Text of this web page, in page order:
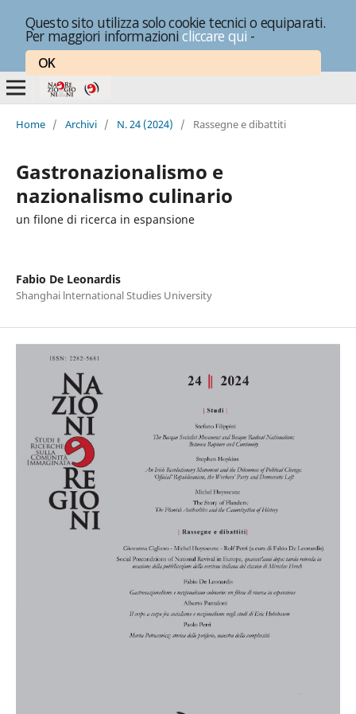
Questo sito utilizza solo cookie tecnici o equiparati.
Per maggiori informazionicliccare qui -
OK
Home / Archivi / N. 24 (2024) / Rassegne e dibattiti
Gastronazionalismo e
nazionalismo culinario
un filone di ricerca in espansione
Fabio De Leonardis
Shanghai lnternational Studies University